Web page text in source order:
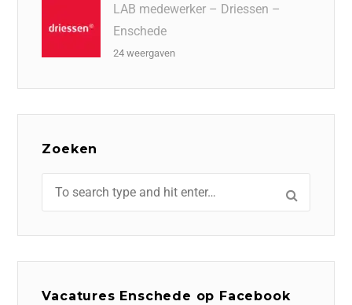
LAB medewerker – Driessen –
Enschede
24 weergaven
Zoeken
Vacatures Enschede op Facebook